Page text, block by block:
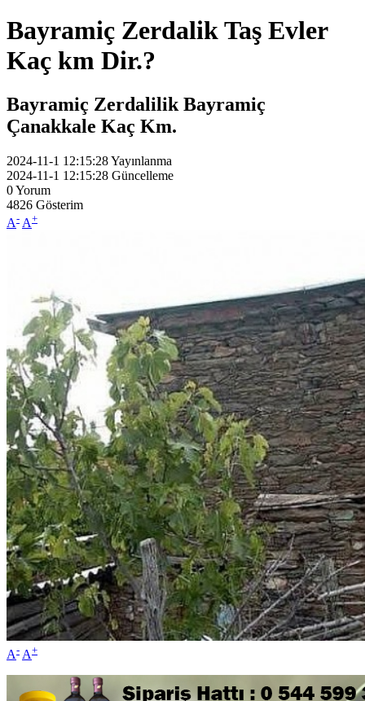
Bayramiç Zerdalik Taş Evler
Kaç km Dir.?
Bayramiç Zerdalilik Bayramiç
Çanakkale Kaç Km.
2024-11-1 12:15:28Yayınlanma
2024-11-1 12:15:28 Güncelleme
0Yorum
4826 Gösterim
A- A+
A- A+